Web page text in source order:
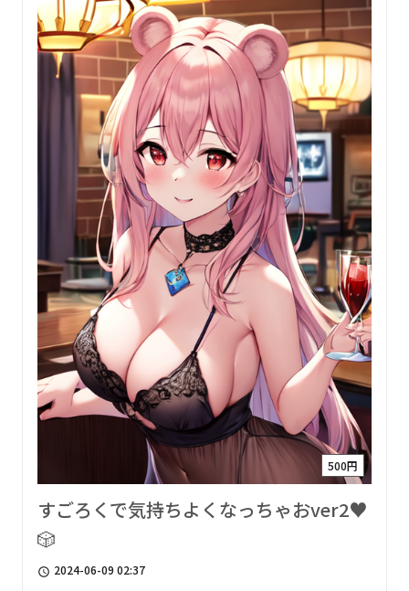
500円
すごろくで気持ちよくなっちゃおver2♥
🎲
access_time 2024-06-09 02:37